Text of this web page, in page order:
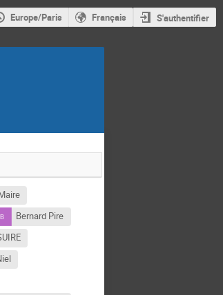
Europe/Paris Français S'authentifier
Bernard Pire